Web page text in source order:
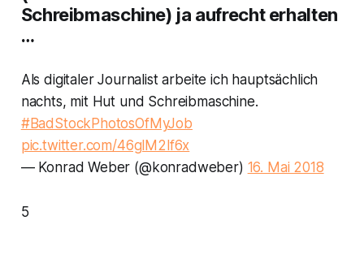
Schreibmaschine) ja aufrecht erhalten
…
Als digitaler Journalist arbeite ich hauptsächlich
nachts, mit Hut und Schreibmaschine.
#BadStockPhotosOfMyJob
pic.twitter.com/46glM2lf6x
— Konrad Weber (@konradweber) 16. Mai 2018
5